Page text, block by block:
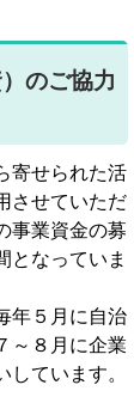
のご協力
寄せられた活
させていただ
事業資金の募
となっていま
年５月に自治
～８月に企業
ています。